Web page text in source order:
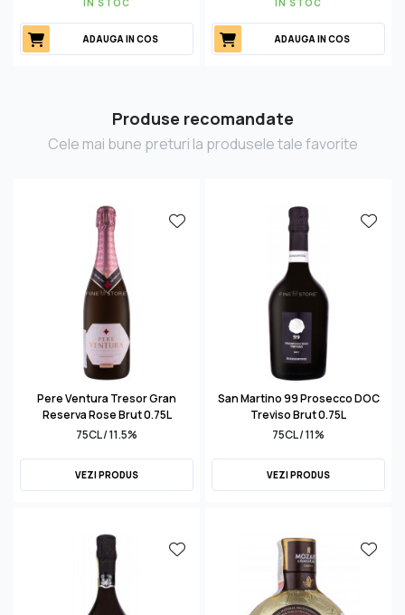
IN STOC
ADAUGA IN COS
IN STOC
ADAUGA IN COS
Produse recomandate
Cele mai bune preturi la produsele tale favorite
Pere Ventura Tresor Gran
Reserva Rose Brut 0.75L
75CL / 11.5%
VEZI PRODUS
San Martino 99 Prosecco DOC
Treviso Brut 0.75L
75CL / 11%
VEZI PRODUS